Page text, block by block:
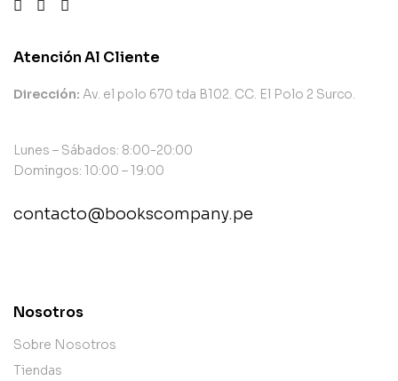
Atención Al Cliente
Dirección: Av. el polo 670 tda B102. CC. El Polo 2 Surco.
Lunes – Sábados: 8:00-20:00
Domingos: 10:00 – 19:00
contacto@bookscompany.pe
Nosotros
Sobre Nosotros
Tiendas